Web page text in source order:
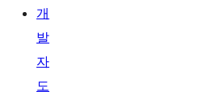
개
발
자
도